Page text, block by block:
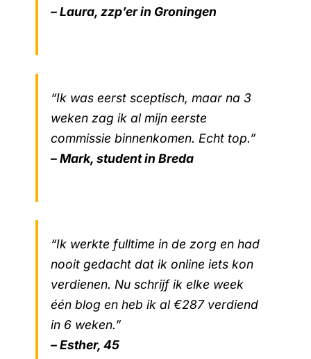
– Laura, zzp’er in Groningen
“Ik was eerst sceptisch, maar na 3
weken zag ik al mijn eerste
commissie binnenkomen. Echt top.”
– Mark, student in Breda
“Ik werkte fulltime in de zorg en had
nooit gedacht dat ik online iets kon
verdienen. Nu schrijf ik elke week
één blog en heb ik al €287 verdiend
in 6 weken.”
– Esther, 45